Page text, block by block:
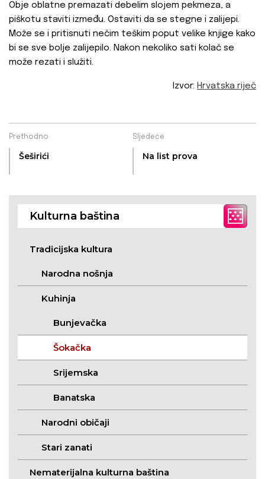
Obje oblatne premazati debelim slojem pekmeza, a
piškotu staviti između. Ostaviti da se stegne i zalijepi.
Može se i pritisnuti nečim teškim poput velike knjige kako
bi se sve bolje zalijepilo. Nakon nekoliko sati kolač se
može rezati i služiti.
Izvor: Hrvatska riječ
Prethodno
Šeširići
Sljedeće
Na list prova
Kulturna baština
Tradicijska kultura
Narodna nošnja
Kuhinja
Bunjevačka
Šokačka
Srijemska
Banatska
Narodni običaji
Stari zanati
Nematerijalna kulturna baština